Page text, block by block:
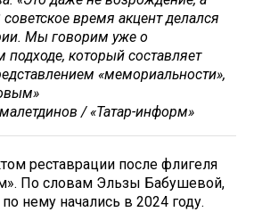
время акцент делался
Мы говорим уже о
подходе, который составляет
«мемориальности»,
/ «Татар-информ»
реставрации после флигеля
По словам Эльзы Бабушевой,
нему начались в 2024 году.